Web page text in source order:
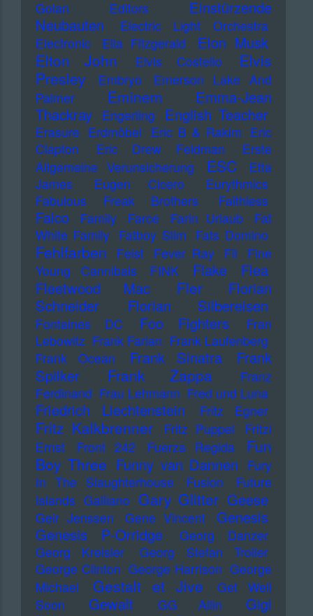
Golan Editors
Einstürzende
Neubauten
Electric Light Orchestra
Electronic
Ella Fitzgerald Elon Musk
Elton John Elvis Costello
Elvis
Presley
Embryo
Emerson Lake And
Palmer
Eminem
Emma-Jean
Thackray
Engerling English Teacher
Erasure Erdmöbel Eric B & Rakim Eric
Clapton
Eric Drew Feldman
Erste
Allgemeine Verunsicherung
ESC
Etta
James
Eugen Cicero
Eurythmics
Fabulous Freak Brothers
Faithless
Falco Family Farce Farin Urlaub
Fat
White Family Fatboy Slim Fats Domino
Fehlfarben Feist Fever Ray Fil
Fine
Young Cannibals
FINK Flake
Flea
Fleetwood Mac
Fler
Florian
Schneider
Florian Silbereisen
Fontaines DC Foo Fighters
Fran
Lebowitz Frank Farian Frank Laufenberg
Frank Ocean
Frank Sinatra
Frank
Spilker
Frank Zappa
Franz
Ferdinand Frau Lehmann Fred und Luna
Friedrich Liechtenstein Fritz Egner
Fritz Kalkbrenner Fritz Puppel
Fritzi
Ernst
Front 242 Fuerza Regida
Fun
Boy Three Funny van Dannen Fury
In The Slaughterhouse
Fusion
Future
Islands Galliano Gary Glitter Geese
Geir Jenssen Gene Vincent
Genesis
Genesis P-Orridge
Georg Danzer
Georg Kreisler
Georg Stefan Troller
George Clinton George Harrison George
Michael
Gestalt et Jive
Get Well
Soon
Gewalt GG Allin
Gigi